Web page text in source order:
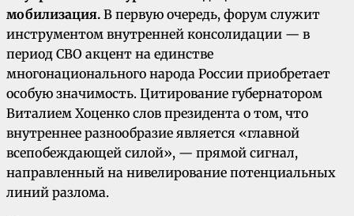
мобилизация. В первую очередь, форум служит
инструментом внутренней консолидации — в
период СВО акцент на единстве
многонационального народа России приобретает
особую значимость. Цитирование губернатором
Виталием Хоценко слов президента о том, что
внутреннее разнообразие является «главной
всепобеждающей силой», — прямой сигнал,
направленный на нивелирование потенциальных
линий разлома.